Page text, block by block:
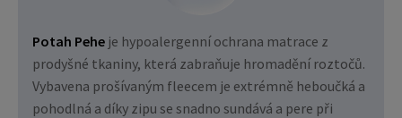
Potah Pehe je hypoalergenní ochrana matrace z
prodyšné tkaniny, která zabraňuje hromadění roztočů.
Vybavena prošívaným fleecem je extrémně heboučká a
pohodlná a díky zipu se snadno sundává a pere při